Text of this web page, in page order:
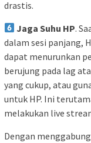
drastis.
Jaga Suhu HP.
dalam sesi panjang,
dapat menurunkan
berujung pada lag
yang cukup, atau
untuk HP. Ini
melakukan live
Dengan